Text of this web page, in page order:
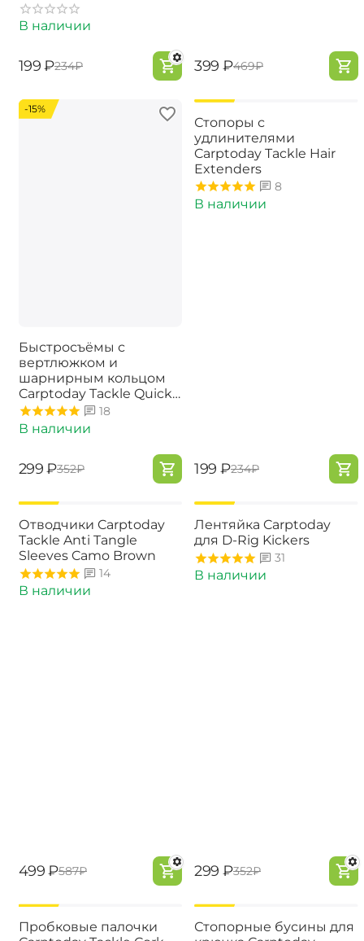
В наличии
‍199‍ ₽‍234‍₽ ‍399‍ ₽‍469‍₽
-15%
Быстросъёмы с
вертлюжком и
шарнирным кольцом
Carptoday Tackle Quick
Change O Ring Swivels
18
В наличии
‍299‍ ₽‍352‍₽
Стопоры с
удлинителями
Carptoday Tackle Hair
Extenders
8
В наличии
‍199‍ ₽‍234‍₽
Отводчики Carptoday
Tackle Anti Tangle
Sleeves Camo Brown
14
В наличии
‍499‍ ₽‍587‍₽
Лентяйка Carptoday
для D-Rig Kickers
31
В наличии
‍299‍ ₽‍352‍₽
Пробковые палочки
Стопорные бусины для